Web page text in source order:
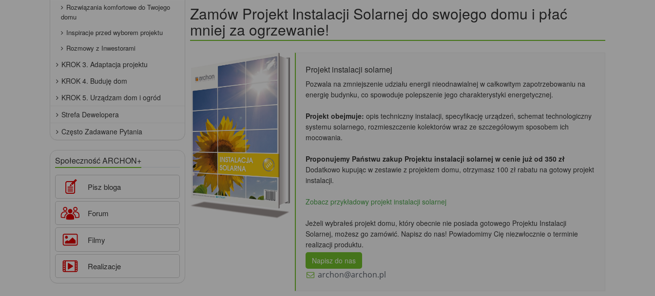
Zamów Projekt Instalacji Solarnej do swojego domu i płać
mniej za ogrzewanie!
Projekt instalacji solarnej
Pozwala na zmniejszenie udziału energii nieodnawialnej w całkowitym zapotrzebowaniu na
energię budynku, co spowoduje polepszenie jego charakterystyki energetycznej.
Projekt obejmuje: opis techniczny instalacji, specyfikację urządzeń, schemat technologiczny
systemu solarnego, rozmieszczenie kolektorów wraz ze szczegółowym sposobem ich
mocowania.
Proponujemy Państwu zakup Projektu instalacji solarnej w cenie już od 350 zł
Dodatkowo kupując w zestawie z projektem domu, otrzymasz 100 zł rabatu na gotowy projekt
instalacji.
Zobacz przykładowy projekt instalacji solarnej
Jeżeli wybrałeś projekt domu, który obecnie nie posiada gotowego Projektu Instalacji
Solarnej, możesz go zamówić. Napisz do nas! Powiadomimy Cię niezwłocznie o terminie
realizacji produktu.
Napisz do nas
archon@archon.pl
Rozwiązania komfortowe do Twojego
domu
Inspiracje przed wyborem projektu
Rozmowy z Inwestorami
KROK 3. Adaptacja projektu
KROK 4. Buduję dom
KROK 5. Urządzam dom i ogród
Strefa Dewelopera
Często Zadawane Pytania
Społeczność ARCHON+
Pisz bloga
Forum
Filmy
Realizacje